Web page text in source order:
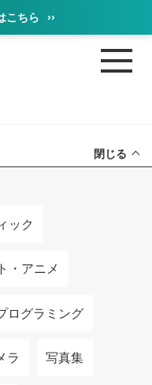
こちら ››
閉じる
ック
・アニメ
ログラミング
ラ 写真集